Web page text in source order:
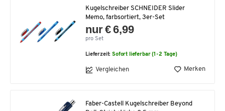
Kugelschreiber SCHNEIDER Slider
Memo, farbsortiert, 3er-Set
nur € 6,99
pro Set
Lieferzeit:Sofort lieferbar (1-2 Tage)
Vergleichen Merken
Faber-Castell Kugelschreiber Beyond